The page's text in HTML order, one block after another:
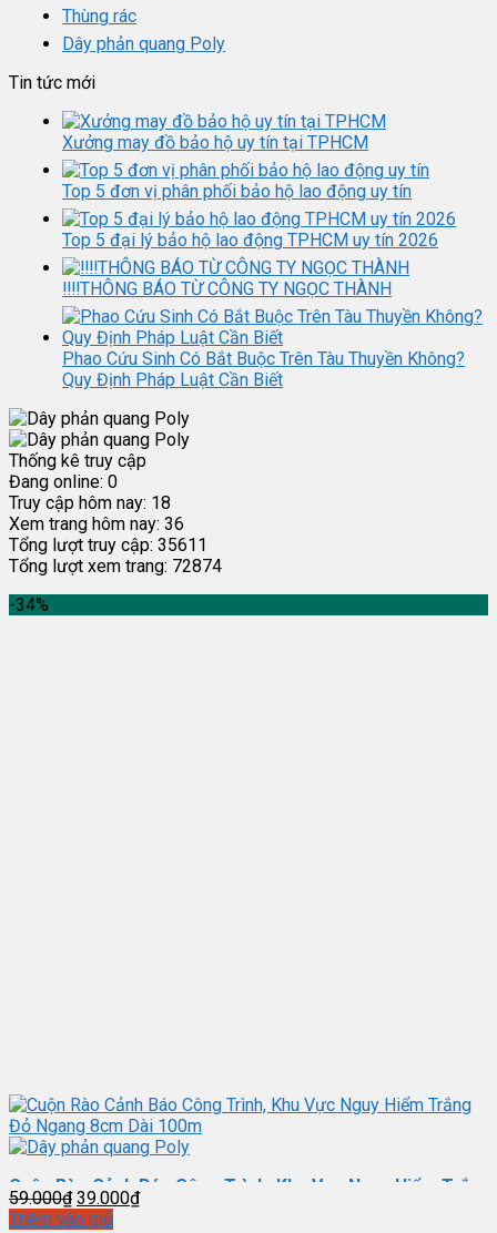
Thùng rác
Dây phản quang Poly
Tin tức mới
Xưởng may đồ bảo hộ uy tín tại TPHCM
Top 5 đơn vị phân phối bảo hộ lao động uy tín
Top 5 đại lý bảo hộ lao động TPHCM uy tín 2026
‼️‼️THÔNG BÁO TỪ CÔNG TY NGỌC THÀNH
Phao Cứu Sinh Có Bắt Buộc Trên Tàu Thuyền Không?
Quy Định Pháp Luật Cần Biết
Thống kê truy cập
Đang online: 0
Truy cập hôm nay: 18
Xem trang hôm nay: 36
Tổng lượt truy cập: 35611
Tổng lượt xem trang: 72874
-34%
59.000₫ Giá
gốc
39.000₫Giá
Thêm vào giỏ